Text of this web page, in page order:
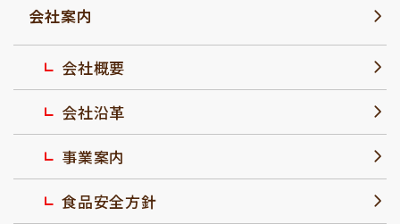
会社案内
会社概要
会社沿革
事業案内
食品安全方針